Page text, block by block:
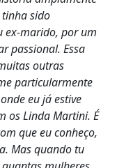
sido
ex-marido, por um
passional. Essa
outras
particularmente
eu já estive
os Linda Martini. É
que eu conheço,
Mas quando tu